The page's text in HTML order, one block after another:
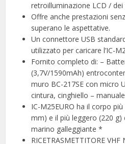
retroilluminazione LCD / dei
Offre anche prestazioni
superano le aspettative.
Un connettore USB
utilizzato per caricare l’IC-
Fornito completo di: –
(3,7V/1590mAh)
muro BC-217SE con micro
cintura, cinghiello – manuale
IC-M25EURO ha il corpo
mm) e il più leggero (220
marino galleggiante *
RICETRASMETTITORE